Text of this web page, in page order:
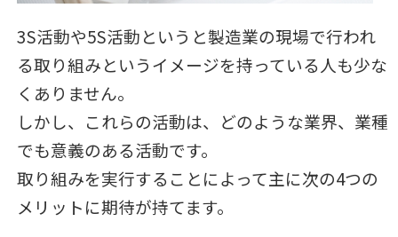
3S活動や5S活動というと製造業の現場で行われ
る取り組みというイメージを持っている人も少な
くありません。
しかし、これらの活動は、どのような業界、業種
でも意義のある活動です。
取り組みを実行することによって主に次の4つの
メリットに期待が持てます。